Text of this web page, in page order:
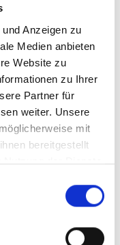
Anzeigen zu
Medien anbieten
Website zu
zu Ihrer
Partner für
weiter. Unsere
mit
bereitgestellt
der Dienste